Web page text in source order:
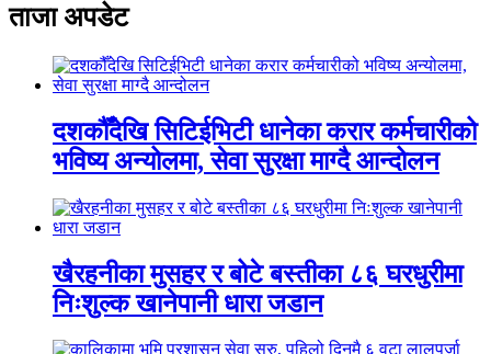
ताजा अपडेट
दशकौँदेखि सिटिईभिटी धानेका करार कर्मचारीको
भविष्य अन्योलमा, सेवा सुरक्षा माग्दै आन्दोलन
खैरहनीका मुसहर र बोटे बस्तीका ८६ घरधुरीमा
निःशुल्क खानेपानी धारा जडान